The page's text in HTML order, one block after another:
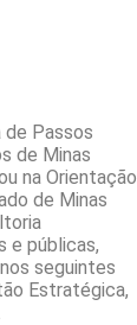
de Passos
de Minas
na Orientação
de Minas
e públicas,
seguintes
Estratégica,